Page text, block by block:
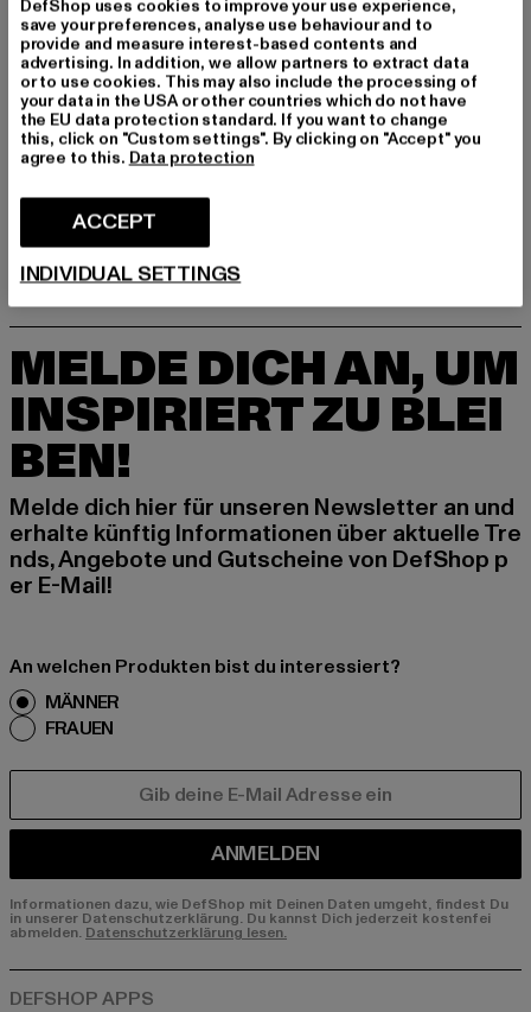
LOST YOUTH
EUR 59,39
Derzeitiger Preis: EUR 59,39
EUR 89,99Aktionspreis: EUR 89,99
LOST YOUTH
''Dollar''
MELDE DICH AN, UM
INSPIRIERT ZU BLEI
BEN!
Melde dich hier für unseren Newsletter an und
erhalte künftig Informationen über aktuelle Tre
nds, Angebote und Gutscheine von DefShop p
er E-Mail!
An welchen Produkten bist du interessiert?
MÄNNER
FRAUEN
ANMELDEN
Informationen dazu, wie DefShop mit Deinen Daten umgeht, findest Du
in unserer Datenschutzerklärung. Du kannst Dich jederzeit kostenfei
abmelden. Datenschutzerklärung lesen.
DefShop uses cookies to improve your use experience,
save your preferences, analyse use behaviour and to
provide and measure interest-based contents and
advertising. In addition, we allow partners to extract data
or to use cookies. This may also include the processing of
your data in the USA or other countries which do not have
the EU data protection standard. If you want to change
this, click on "Custom settings". By clicking on "Accept" you
agree to this. Data protection
ACCEPT
INDIVIDUAL SETTINGS